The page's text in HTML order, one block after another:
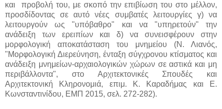
και προβολή του, με σκοπό την επιβίωση του στο μέλλον,
προσδίδοντας σε αυτό νέες συμβατές λειτουργίες γ) να
λειτουργούν ως "υπόβαθρο" και να "υπηρετούν" την
ανάδειξη των ερειπίων και δ) να συνεισφέρουν στην
μορφολογική αποκατάσταση του μνημείου (Ν. Λιανός,
"Μορφολογική Διερεύνηση, ένταξη σύγχρονου κτίσματος και
ανάδειξη μνημείων-αρχαιολογικών χώρων σε αστικά και μη
περιβάλλοντα", στο Αρχιτεκτονικές Σπουδές και
Αρχιτεκτονική Κληρονομιά, επιμ. Κ. Καραδήμας και Ε.
Κωνσταντινίδου, ΕΜΠ 2015, σελ. 272-282).